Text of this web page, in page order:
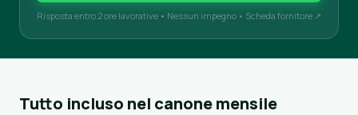
Risposta entro 2 ore lavorative • Nessun impegno • Scheda fornitore ↗
Tutto incluso nel canone mensile